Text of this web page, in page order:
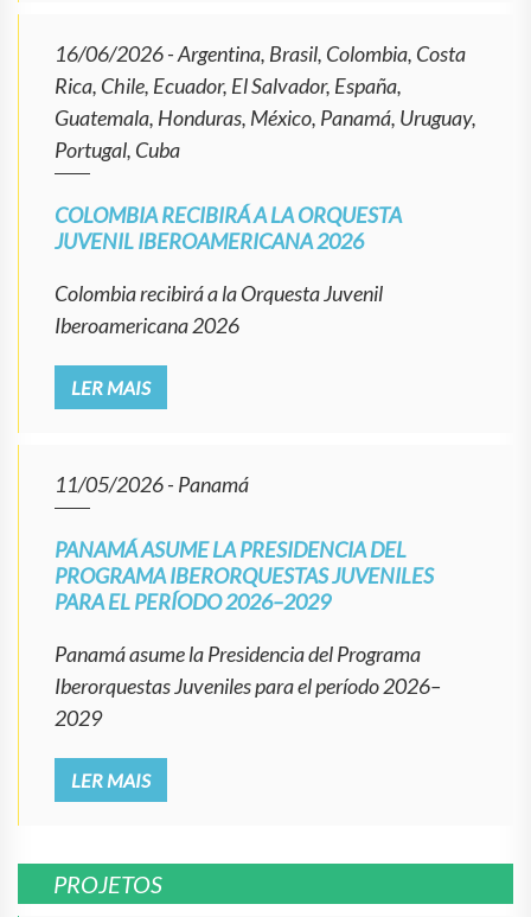
16/06/2026- Argentina, Brasil, Colombia, Costa
Rica, Chile, Ecuador, El Salvador, España,
Guatemala, Honduras, México, Panamá, Uruguay,
Portugal, Cuba
COLOMBIA RECIBIRÁ A LA ORQUESTA
JUVENIL IBEROAMERICANA 2026
Colombia recibirá a la Orquesta Juvenil
Iberoamericana 2026
LER MAIS
11/05/2026- Panamá
PANAMÁ ASUME LA PRESIDENCIA DEL
PROGRAMA IBERORQUESTAS JUVENILES
PARA EL PERÍODO 2026–2029
Panamá asume la Presidencia del Programa
Iberorquestas Juveniles para el período 2026–
2029
LER MAIS
PROJETOS